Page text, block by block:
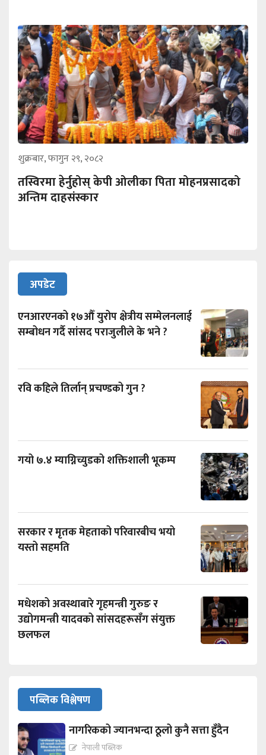
शुक्रबार, फागुन २९, २०८२
तस्विरमा हेर्नुहोस् केपी ओलीका पिता मोहनप्रसादको
अन्तिम दाहसंस्कार
अपडेट
एनआरएनको १७औँ युरोप क्षेत्रीय सम्मेलनलाई
सम्बोधन गर्दै सांसद पराजुलीले के भने ?
रवि कहिले तिर्लान् प्रचण्डको गुन ?
गयो ७.४ म्याग्निच्युडको शक्तिशाली भूकम्प
सरकार र मृतक मेहताको परिवारबीच भयो
यस्तो सहमति
मधेशको अवस्थाबारे गृहमन्त्री गुरुङ र
उद्योगमन्त्री यादवको सांसदहरूसँग संयुक्त
छलफल
पब्लिक विश्लेषण
नागरिकको ज्यानभन्दा ठूलो कुनै सत्ता हुँदैन
नेपाली पब्लिक